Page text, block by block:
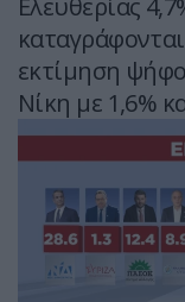
εκτίμηση
Νίκη με 1,6%